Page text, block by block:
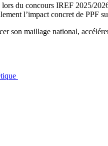
du concours IREF 2025/
l’impact concret de
son maillage national,